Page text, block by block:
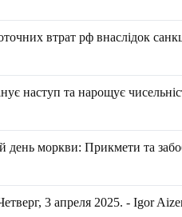
втрат рф внаслідок
наступ та нарощує
день моркви: Прикмети та
3 апреля 2025. - Igor